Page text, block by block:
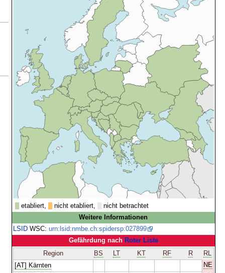
etabliert, nicht etabliert,
nicht betrachtet
Weitere Informationen
LSIDWSC: urn:lsid:nmbe.ch:spidersp:027899
Gefährdung nach Roter Liste
Region
BS LT KT RF R
RL
[AT] Kärnten
NE